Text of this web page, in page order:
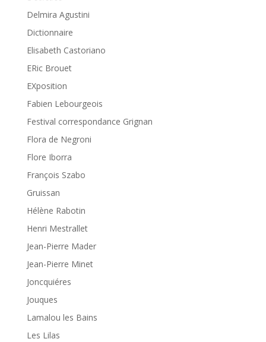
Delmira Agustini
Dictionnaire
Elisabeth Castoriano
ERic Brouet
EXposition
Fabien Lebourgeois
Festival correspondance Grignan
Flora de Negroni
Flore Iborra
François Szabo
Gruissan
Hélène Rabotin
Henri Mestrallet
Jean-Pierre Mader
Jean-Pierre Minet
Joncquiéres
Jouques
Lamalou les Bains
Les Lilas